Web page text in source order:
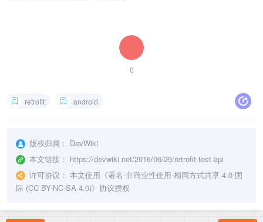
0
retrofit android
版权归属： DevWiki
本文链接： https://devwiki.net/2016/06/29/retrofit-test-api
许可协议： 本文使用《署名-非商业性使用-相同方式共享 4.0 国
际 (CC BY-NC-SA 4.0)》协议授权